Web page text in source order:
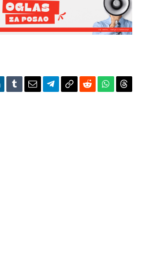
TumblrEmailTelegram
CopyReddit